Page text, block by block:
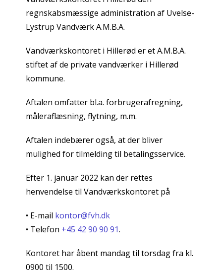
regnskabsmæssige administration af Uvelse-
Lystrup Vandværk A.M.B.A.
Vandværkskontoret i Hillerød er et A.M.B.A.
stiftet af de private vandværker i Hillerød
kommune.
Aftalen omfatter bl.a. forbrugerafregning,
måleraflæsning, flytning, m.m.
Aftalen indebærer også, at der bliver
mulighed for tilmelding til betalingsservice.
Efter 1. januar 2022 kan der rettes
henvendelse til Vandværkskontoret på
• E-mail kontor@fvh.dk
• Telefon +45 42 90 90 91.
Kontoret har åbent mandag til torsdag fra kl.
0900 til 1500.